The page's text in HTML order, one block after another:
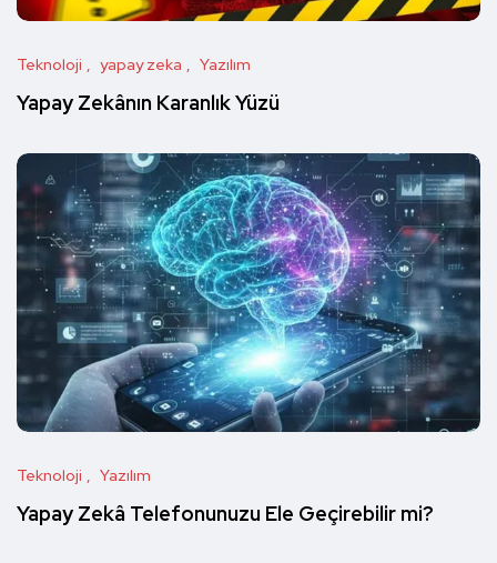
Teknoloji yapay zeka Yazılım
Yapay Zekânın Karanlık Yüzü
Teknoloji Yazılım
Yapay Zekâ Telefonunuzu Ele Geçirebilir mi?